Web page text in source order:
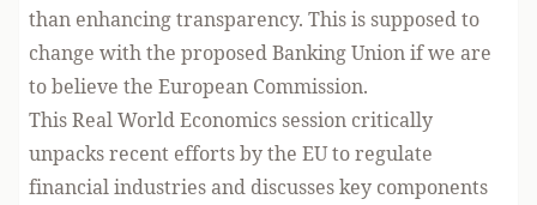
than enhancing transparency. This is supposed to
change with the proposed Banking Union if we are
to believe the European Commission.
This Real World Economics session critically
unpacks recent efforts by the EU to regulate
financial industries and discusses key components